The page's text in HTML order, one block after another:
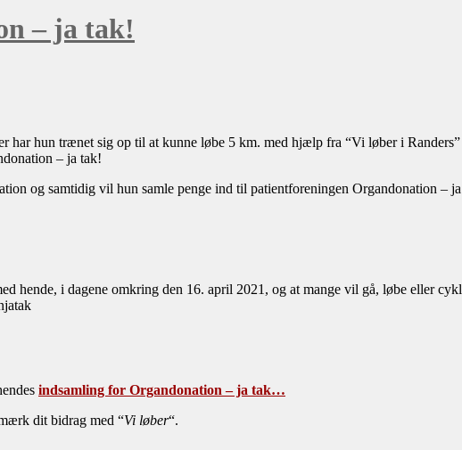
– ja tak!
har hun trænet sig op til at kunne løbe 5 km. med hjælp fra “Vi løber i
– ja tak!
og samtidig vil hun samle penge ind til patientforeningen Organdonation –
hende, i dagene omkring den 16. april 2021, og at mange vil gå, løbe eller
indsamling for Organdonation – ja tak…
dit bidrag med “Vi løber“.